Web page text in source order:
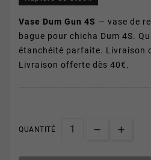
Vase Dum Gun 4S — vase de
bague pour chicha Dum 4S.
étanchéité parfaite. Livraison
Livraison offerte dès 40€.
QUANTITÉ